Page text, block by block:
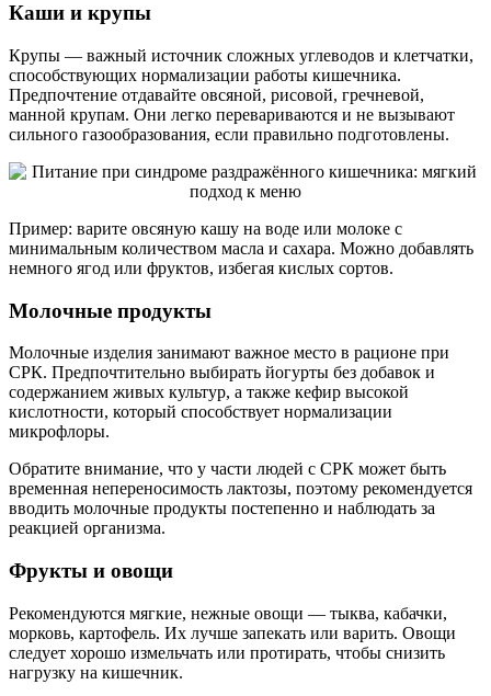
Каши и крупы
Крупы — важный источник сложных углеводов и клетчатки,
способствующих нормализации работы кишечника.
Предпочтение отдавайте овсяной, рисовой, гречневой,
манной крупам. Они легко перевариваются и не вызывают
сильного газообразования, если правильно подготовлены.
Пример: варите овсяную кашу на воде или молоке с
минимальным количеством масла и сахара. Можно добавлять
немного ягод или фруктов, избегая кислых сортов.
Молочные продукты
Молочные изделия занимают важное место в рационе при
СРК. Предпочтительно выбирать йогурты без добавок и
содержанием живых культур, а также кефир высокой
кислотности, который способствует нормализации
микрофлоры.
Обратите внимание, что у части людей с СРК может быть
временная непереносимость лактозы, поэтому рекомендуется
вводить молочные продукты постепенно и наблюдать за
реакцией организма.
Фрукты и овощи
Рекомендуются мягкие, нежные овощи — тыква, кабачки,
морковь, картофель. Их лучше запекать или варить. Овощи
следует хорошо измельчать или протирать, чтобы снизить
нагрузку на кишечник.